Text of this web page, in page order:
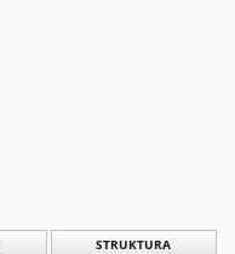
STRUKTURA